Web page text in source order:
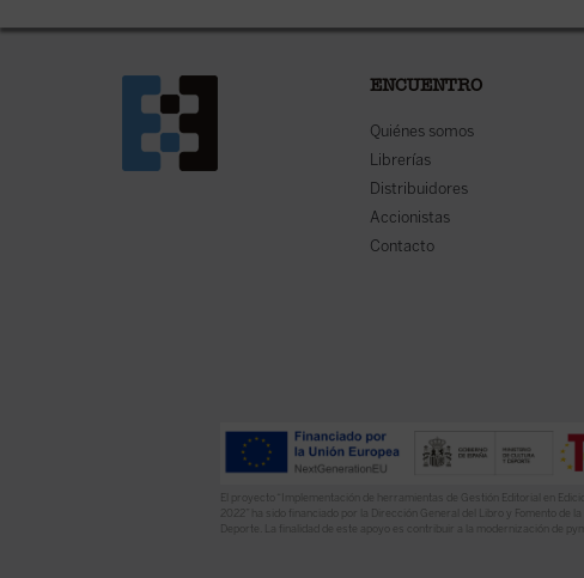
ENCUENTRO
Quiénes somos
Librerías
Distribuidores
Accionistas
Contacto
El proyecto “Implementación de herramientas de Gestión Editorial en
2022” ha sido financiado por la Dirección General del Libro y Fomento de
Deporte. La finalidad de este apoyo es contribuir a la modernización de